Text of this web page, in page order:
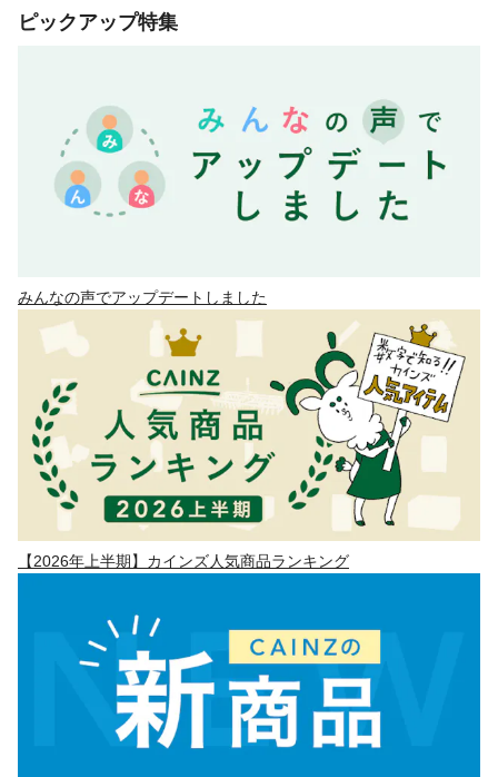
ピックアップ特集
みんなの声でアップデートしました
【2026年上半期】カインズ人気商品ランキング